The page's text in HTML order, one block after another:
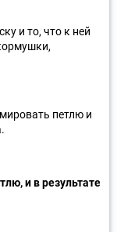
и то, что к ней
петлю и
и в результате